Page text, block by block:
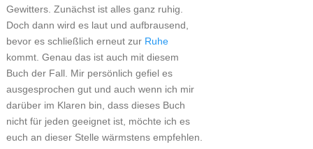
Gewitters. Zunächst ist alles ganz ruhig.
Doch dann wird es laut und aufbrausend,
bevor es schließlich erneut zur Ruhe
kommt. Genau das ist auch mit diesem
Buch der Fall. Mir persönlich gefiel es
ausgesprochen gut und auch wenn ich mir
darüber im Klaren bin, dass dieses Buch
nicht für jeden geeignet ist, möchte ich es
euch an dieser Stelle wärmstens empfehlen.